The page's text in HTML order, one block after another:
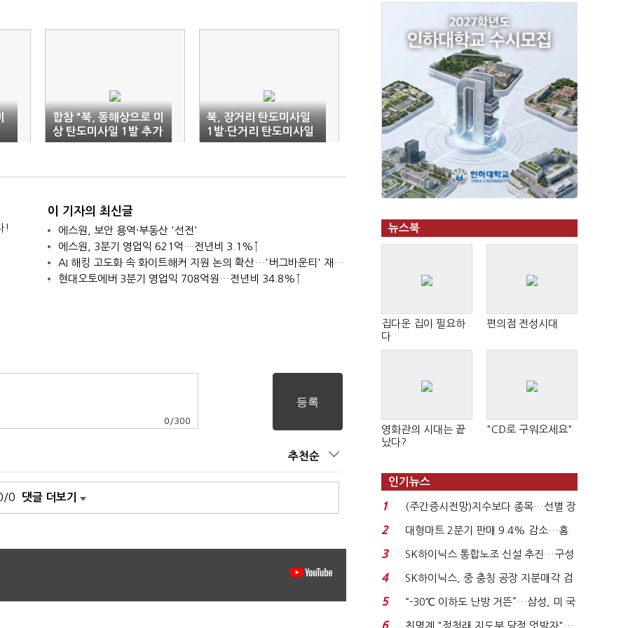
합참 "북, 동해상으로 미
상 탄도미사일 1발 추가
발사"(2보)
북, 장거리 탄도미사일
1발·단거리 탄도미사일
2발 발사(상보)
!
이 기자의 최신글
에스원, 보안 용역·부동산 '선전'
에스원, 3분기 영업익 621억…전년비 3.1%↑
AI 해킹 고도화 속 화이트해커 지원 논의 확산…'버그바운티' 재조명
현대오토에버 3분기 영업익 708억원…전년비 34.8%↑
0 /300
추천순
0 댓글 더보기
뉴스북
집다운 집이 필요하
다
편의점 전성시대
영화관의 시대는 끝
났다?
"CD로 구워오세요"
인기뉴스
1
(주간증시전망)지수보다 종목…선별 장
세 이어진다...
2
대형마트 2분기 판매 9.4% 감소…홈
플러스 사태 여파...
3
SK하이닉스 통합노조 신설 추진…구성
원간 성과급 불...
4
SK하이닉스, 중 충칭 공장 지분매각 검
토?…“확정된 바...
5
“-30℃ 이하도 난방 거뜬”…삼성, 미 국
립연구소와 개...
6 친명계 "정청래 지도부 당정 엇박자"…